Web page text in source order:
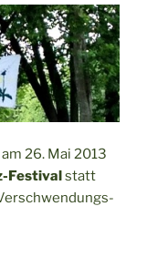
am 26. Mai 2013
Festivalstatt